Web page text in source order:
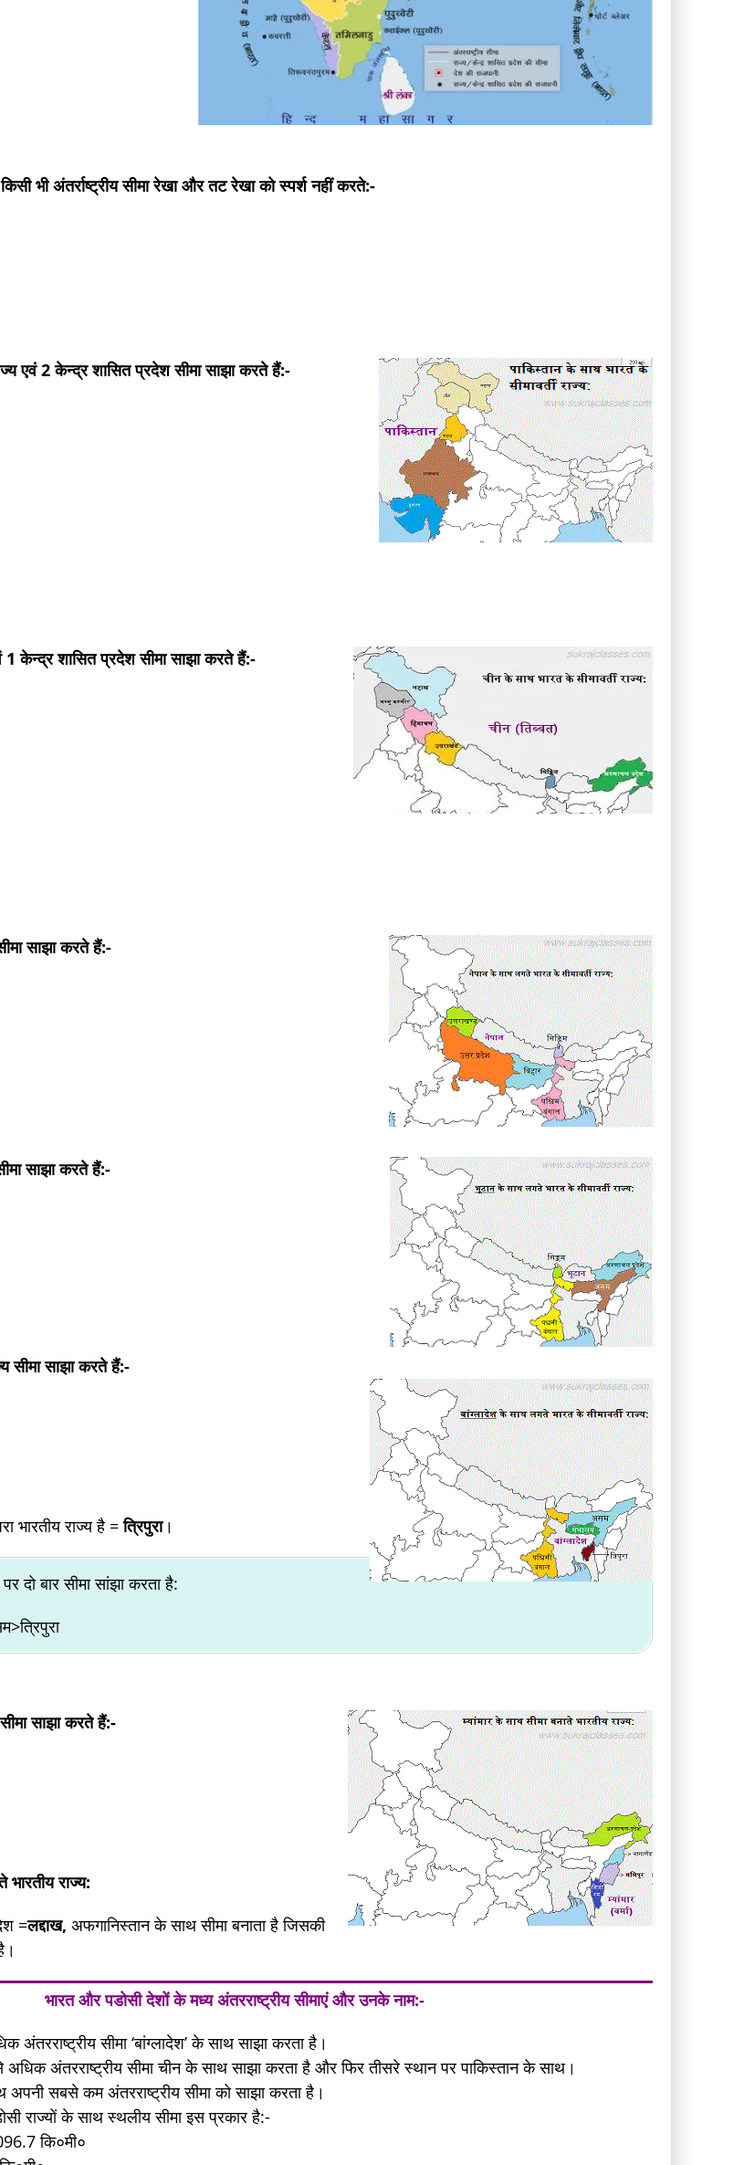
भी अंतर्राष्ट्रीय सीमा रेखा और तट रेखा को स्पर्श नहीं करते:-
एवं 2 केन्द्र शासित प्रदेश सीमा साझा करते हैं:-
केन्द्र शासित प्रदेश सीमा साझा करते हैं:-
साझा करते हैं:-
साझा करते हैं:-
सीमा साझा करते हैं:-
भारतीय राज्य है =त्रिपुरा।
दो बार सीमा सांझा करता है:
साझा करते हैं:-
राज्य:
=लद्दाख, अफगानिस्तान के साथ सीमा बनाता है जिसकी
भारत और पडोसी देशों के मध्य अंतरराष्ट्रीय सीमाएं और उनके नाम:-
सीमा ‘बांग्लादेश’ के साथ साझा करता है।
अंतरराष्ट्रीय सीमा चीन के साथ साझा करता है और फिर तीसरे स्थान पर पाकिस्तान के साथ।
अपनी सबसे कम अंतरराष्ट्रीय सीमा को साझा करता है।
राज्यों के साथ स्थलीय सीमा इस प्रकार है:-
कि०मी०